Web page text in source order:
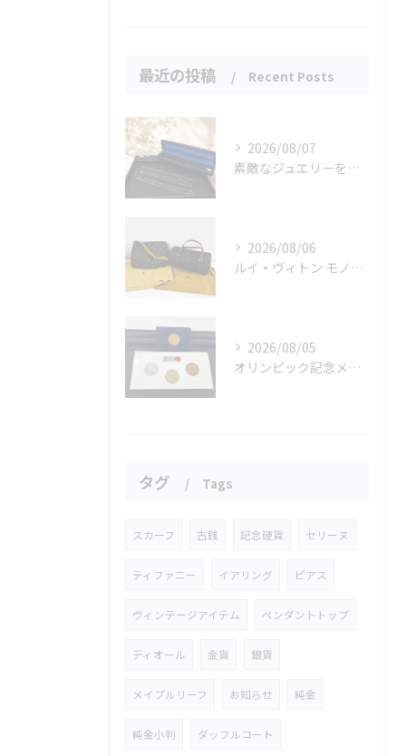
最近の投稿 Recent Posts
2026/08/07
素敵なジュエリーをたくさんお買取りさせていただきました✨
2026/08/06
ルイ・ヴィトン モノグラムバッグ2点をお買取させていただきました✨
2026/08/05
オリンピック記念メダルとメイプルリーフコインをお買取りさせていただきました🏅✨
タグ Tags
スカーフ 古銭 記念硬貨 セリーヌ
ティファニー イアリング ピアス
ヴィンテージアイテム ペンダントトップ
ディオール 金貨 銀貨
メイプルリーフ お知らせ 純金
純金小判 ダッフルコート